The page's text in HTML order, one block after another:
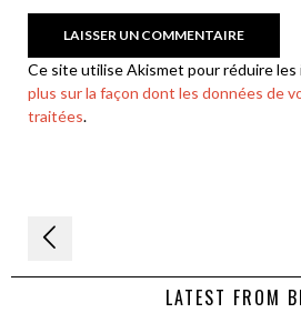
Ce site utilise Akismet pour réduire les
plus sur la façon dont les données de
traitées.
Navigation
de LATEST FROM